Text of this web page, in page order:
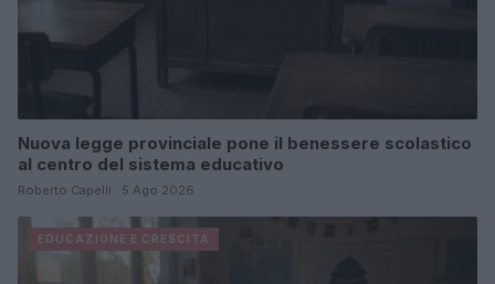
Nuova legge provinciale pone il benessere scolastico
al centro del sistema educativo
Roberto Capelli · 5 Ago 2026
EDUCAZIONE E CRESCITA